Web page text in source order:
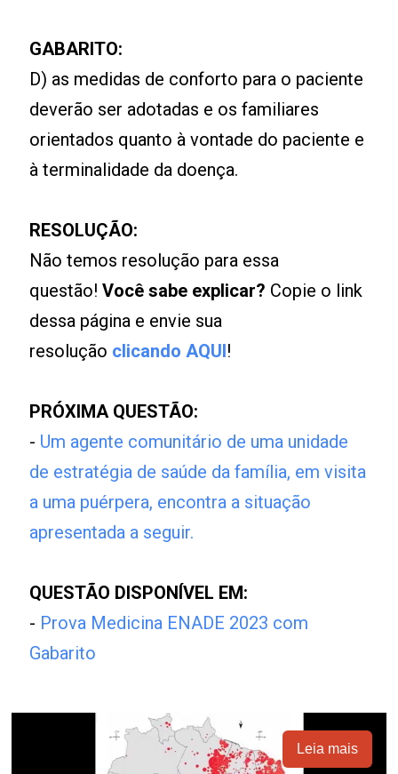
GABARITO:
D) as medidas de conforto para o paciente
deverão ser adotadas e os familiares
orientados quanto à vontade do paciente e
à terminalidade da doença.
RESOLUÇÃO:
Não temos resolução para essa
questão!Você sabe explicar? Copie o link
dessa página e envie sua
resolução clicando AQUI!
PRÓXIMA QUESTÃO:
- Um agente comunitário de uma unidade
de estratégia de saúde da família, em visita
a uma puérpera, encontra a situação
apresentada a seguir.
QUESTÃO DISPONÍVEL EM:
- Prova Medicina ENADE 2023 com
Gabarito
Leia mais